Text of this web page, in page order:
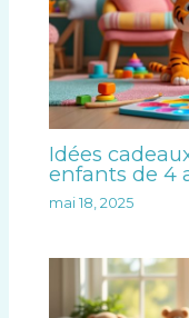
Idées
enfants de 4
mai 18, 2025